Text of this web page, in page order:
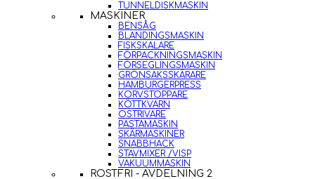
TUNNELDISKMASKIN
MASKINER
BENSÅG
BLANDINGSMASKIN
FISKSKALARE
FÖRPACKNINGSMASKIN
FÖRSEGLINGSMASKIN
GRÖNSAKSSKÄRARE
HAMBURGERPRESS
KORVSTOPPARE
KÖTTKVARN
OSTRIVARE
PASTAMASKIN
SKÄRMASKINER
SNABBHACK
STAVMIXER /VISP
VAKUUMMASKIN
ROSTFRI - AVDELNING 2